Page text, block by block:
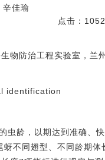
佳瑜
点击：
物防治工程实验室，兰
identification
的虫龄，以期达到准确、
不同翅型、不同龄期体